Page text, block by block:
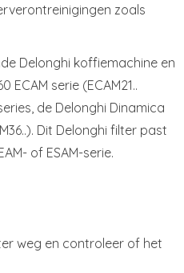
zoals
Delonghi koffiemachine en
ECAM serie (ECAM21..
series, de Delonghi Dinamica
Dit Delonghi filter past
of ESAM-serie.
weg en controleer of het